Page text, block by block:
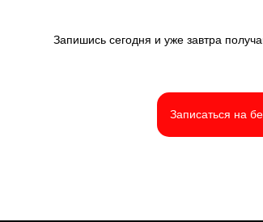
Запишись сегодня и уже завтра
Записаться на